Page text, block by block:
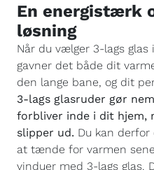
En energistærk
løsning
Når du vælger 3-lags glas
gavner det både dit
den lange bane, og dit
3-lags glasruder gør
forbliver inde i dit hjem,
slipper ud. Du kan
at tænde for varmen
vinduer med 3-lags glas.